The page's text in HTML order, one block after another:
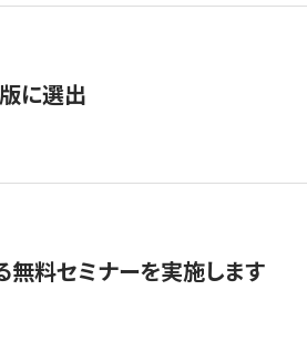
に選出
無料セミナーを実施します